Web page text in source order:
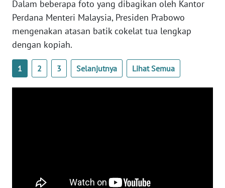
Dalam beberapa foto yang dibagikan oleh Kantor
Perdana Menteri Malaysia, Presiden Prabowo
mengenakan atasan batik cokelat tua lengkap
dengan kopiah.
1 2 3 Selanjutnya Lihat Semua
WN
SULTRA
SULBAR